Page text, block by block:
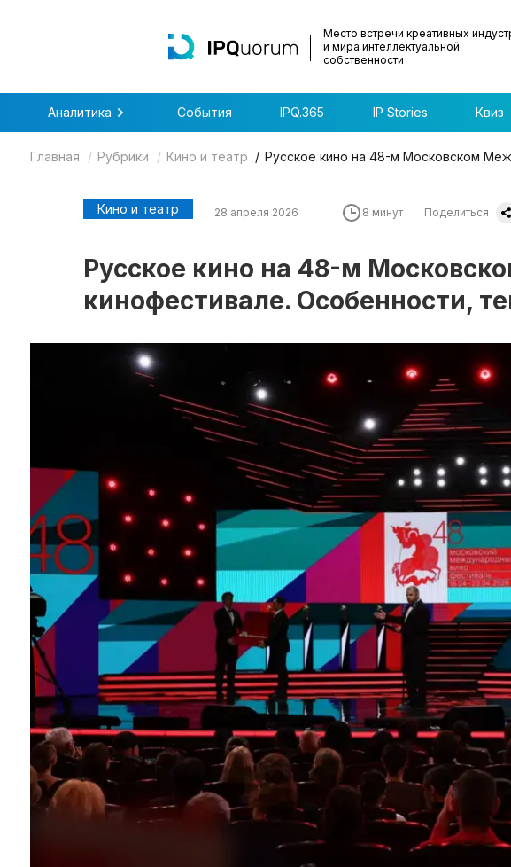
и креативные индустрии
Место встречи креативных
и мира интеллектуальной
собственности
Аналитика События IPQ.365 IP Stories Квиз
Главная Рубрики Кино и театр Русское кино на 48-м Московском
Кино и театр 28 апреля 2026 8 минут Поделиться
Русское кино на 48-м
кинофестивале. Особенности,